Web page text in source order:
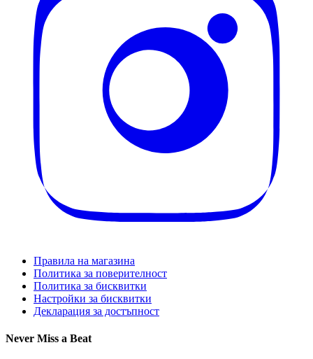
Правила на магазина
Политика за поверителност
Политика за бисквитки
Настройки за бисквитки
Декларация за достъпност
Never Miss a Beat